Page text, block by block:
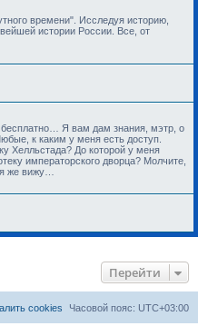
времени". Исследуя историю,
истории России. Все, от
бесплатно… Я вам дам знания, мэтр, о
к каким у меня есть доступ.
Хелльстада? До которой у меня
императорского дворца? Молчите,
же вижу…
Перейти
Часовой пояс: UTC+03:00
cookies